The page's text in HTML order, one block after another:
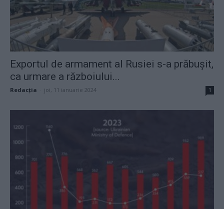
Exportul de armament al Rusiei s-a prăbușit,
ca urmare a războiului...
Redacţia joi, 11 ianuarie 2024 1